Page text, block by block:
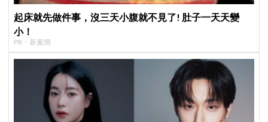
起床就先做件事，沒三天小腹就不見了! 肚子一天天變
小！
PR・新素簡